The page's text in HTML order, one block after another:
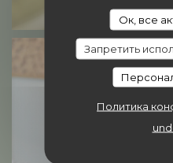
Ок, все
Запретить
Политика